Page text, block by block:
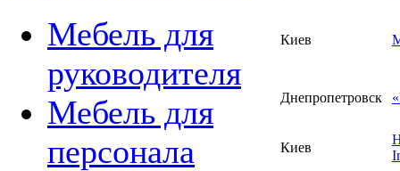
Мебель для
руководителя
Мебель для
персонала
Киев
Днепропетровск
Киев